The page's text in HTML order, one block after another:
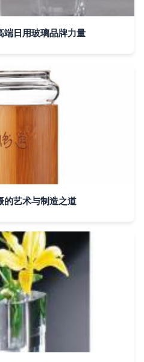
端日用玻璃品牌力量
的艺术与制造之道